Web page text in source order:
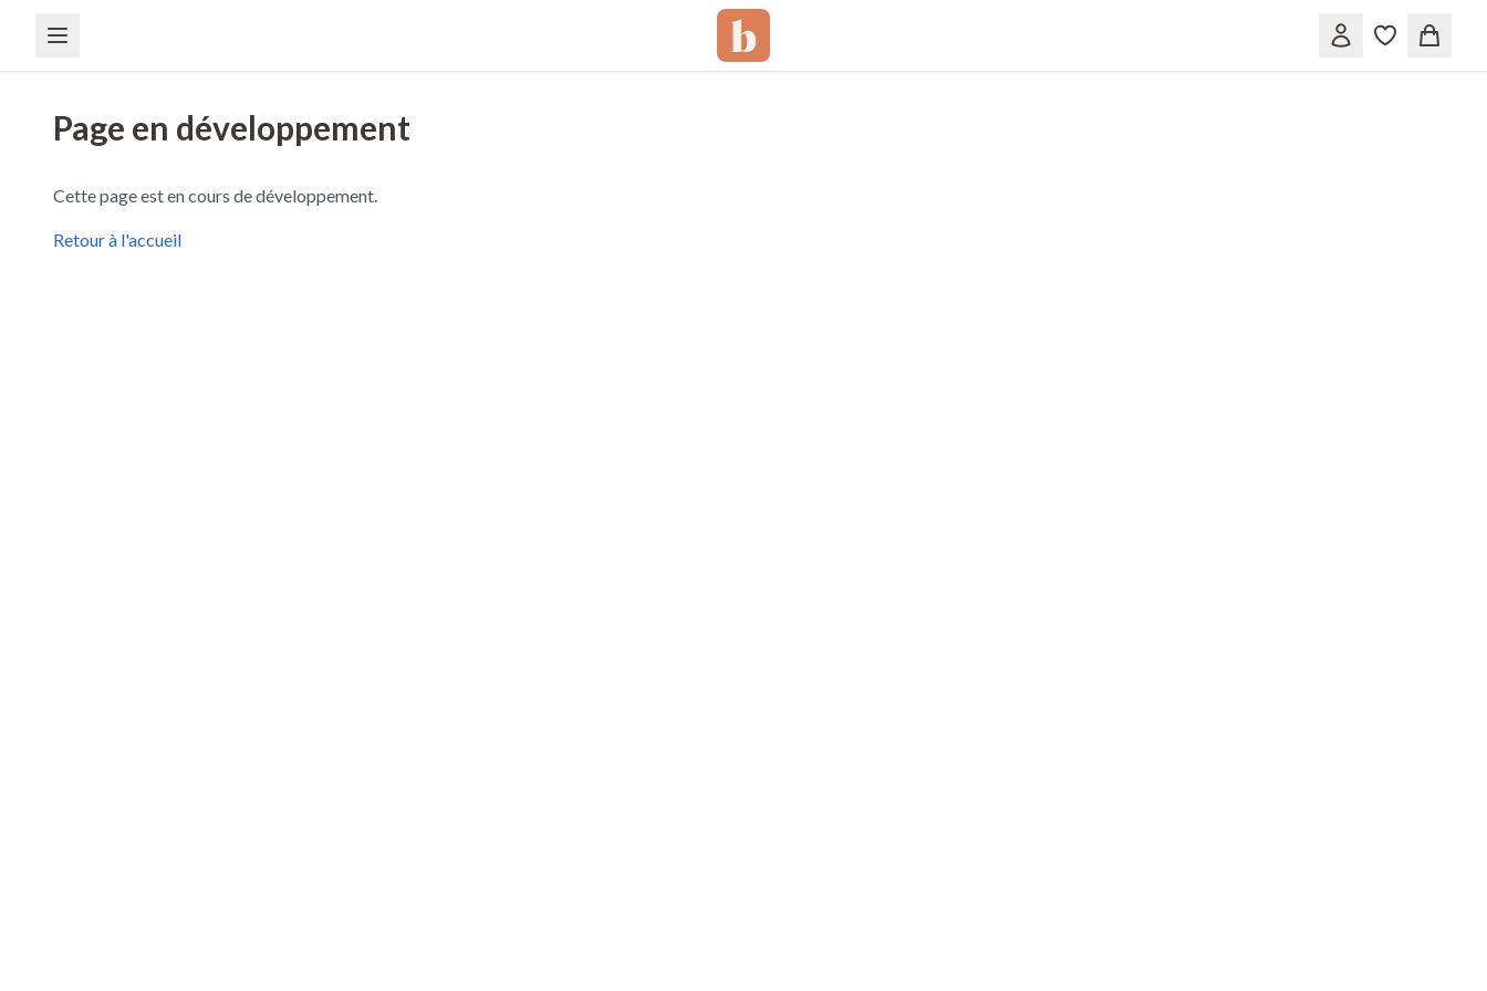
Page en développement
Cette page est en cours de développement.
Retour à l'accueil